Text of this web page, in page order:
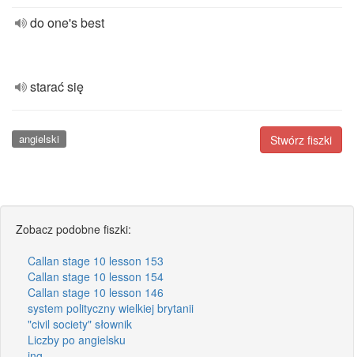
do one's best
starać się
Stwórz fiszki
angielski
Zobacz podobne fiszki:
Callan stage 10 lesson 153
Callan stage 10 lesson 154
Callan stage 10 lesson 146
system polityczny wielkiej brytanii
"civil society" słownik
Liczby po angielsku